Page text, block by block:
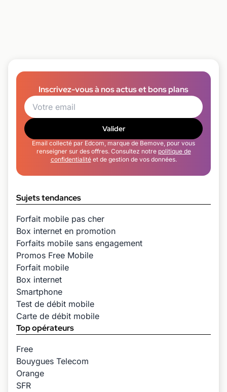
Inscrivez-vous à nos actus et bons plans
Valider
Email collecté par Edcom, marque de Bemove, pour vous
renseigner sur des offres. Consultez notre politique de
confidentialitéet de gestion de vos données.
Sujets tendances
Forfait mobile pas cher
Box internet en promotion
Forfaits mobile sans engagement
Promos Free Mobile
Forfait mobile
Box internet
Smartphone
Test de débit mobile
Carte de débit mobile
Top opérateurs
Free
Bouygues Telecom
Orange
SFR